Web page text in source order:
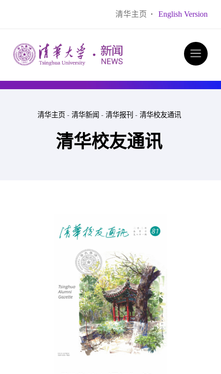
清华主页 · English Version
清华主页 - 清华新闻 - 清华报刊 - 清华校友通讯
清华校友通讯